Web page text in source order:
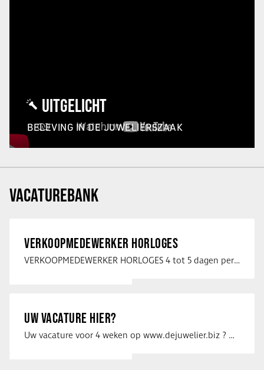
UITGELICHT
BELEVING IN DE JUWELIERSZAAK
VACATUREBANK
VERKOOPMEDEWERKER HORLOGES
VERKOOPMEDEWERKER HORLOGES 4 tot 5 dagen per week Heb jij een passie voor …
UW VACATURE HIER?
Uw vacature voor 4 weken op www.dejuwelier.biz ? Neem dan contact op met …